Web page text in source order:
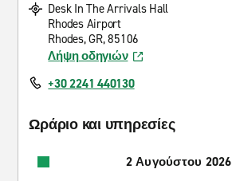
Desk In The Arrivals Hall
Rhodes Airport
Rhodes, GR, 85106
Λήψη οδηγιών
+30 2241 440130
Ωράριο και υπηρεσίες
2 Αυγούστου 2026